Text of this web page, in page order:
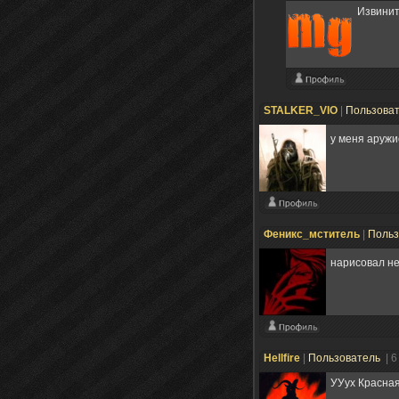
STALKER_VIO
у меня
Феникс_мститель
нарисовал
Hellfire Пользователь
|
УУух